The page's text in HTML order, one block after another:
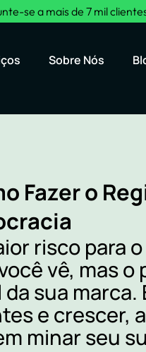
se a mais de 7 mil
Sobre Nós
Fazer o
risco para
vê, mas
da sua
e crescer,
minar seu